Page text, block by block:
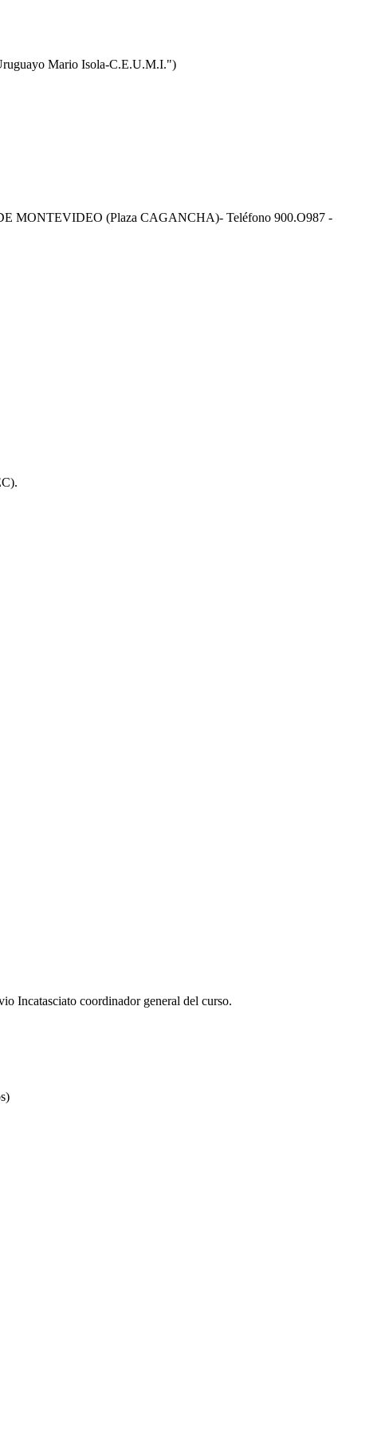
Mario Isola-C.E.U.M.I.")
MONTEVIDEO (Plaza CAGANCHA)- Teléfono 900.O987 -
Incatasciato coordinador general del curso.